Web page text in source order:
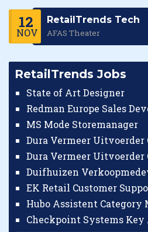
12
NOV
RetailTrends Tech
AFAS Theater
RetailTrends Jobs
State of Art Designer
Redman Europe Sales
MS Mode Storemanager
Dura Vermeer Uitvoerder
Dura Vermeer
Duifhuizen
EK Retail Customer
Hubo Assistent Category